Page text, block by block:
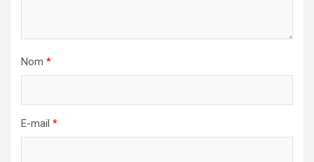
Nom *
E-mail *